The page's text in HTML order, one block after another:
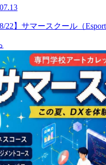
22】サマースクール（